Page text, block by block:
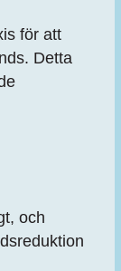
för att
Detta
och